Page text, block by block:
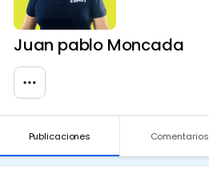
Juan pablo Moncada
Publicaciones Comentarios